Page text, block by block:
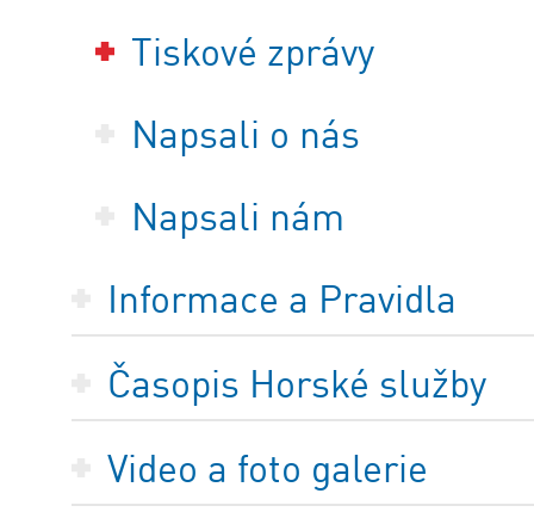
Tiskové zprávy
Napsali o nás
Napsali nám
Informace a Pravidla
Časopis Horské služby
Video a foto galerie